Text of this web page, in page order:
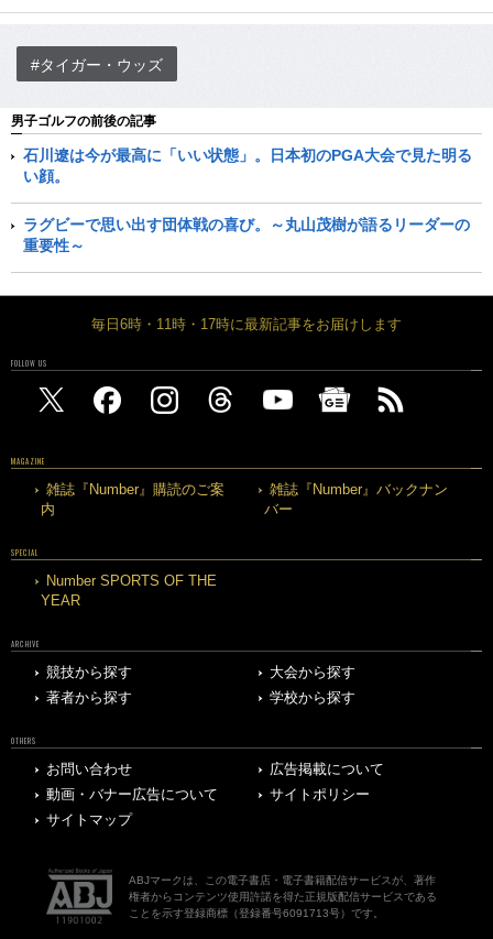
#タイガー・ウッズ
男子ゴルフの前後の記事
石川遼は今が最高に「いい状態」。日本初のPGA大会で見た明る
い顔。
ラグビーで思い出す団体戦の喜び。～丸山茂樹が語るリーダーの
重要性～
毎日6時・11時・17時に最新記事をお届けします
FOLLOW US
MAGAZINE
雑誌『Number』購読のご案
内
雑誌『Number』バックナン
バー
SPECIAL
Number SPORTS OF THE
YEAR
ARCHIVE
競技から探す
大会から探す
著者から探す
学校から探す
OTHERS
お問い合わせ
広告掲載について
動画・バナー広告について
サイトポリシー
サイトマップ
ABJマークは、この電子書店・電子書籍配信サービスが、著作
権者からコンテンツ使用許諾を得た正規版配信サービスである
ことを示す登録商標（登録番号6091713号）です。